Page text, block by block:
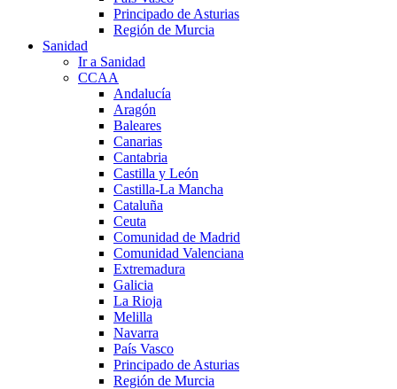
Principado de Asturias
Región de Murcia
Sanidad
Ir a Sanidad
CCAA
Andalucía
Aragón
Baleares
Canarias
Cantabria
Castilla y León
Castilla-La Mancha
Cataluña
Ceuta
Comunidad de Madrid
Comunidad Valenciana
Extremadura
Galicia
La Rioja
Melilla
Navarra
País Vasco
Principado de Asturias
Región de Murcia